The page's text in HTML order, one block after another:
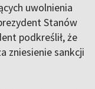
uwolnienia
Stanów
podkreślił, że
zniesienie sankcji